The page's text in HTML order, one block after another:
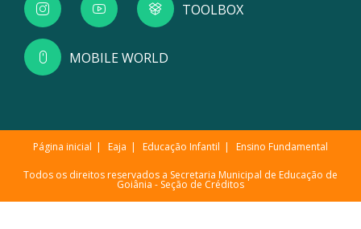
TOOLBOX
MOBILE WORLD
Página inicial Eaja Educação Infantil Ensino Fundamental
Todos os direitos reservados a Secretaria Municipal de Educação de
Goiânia - Seção de Créditos